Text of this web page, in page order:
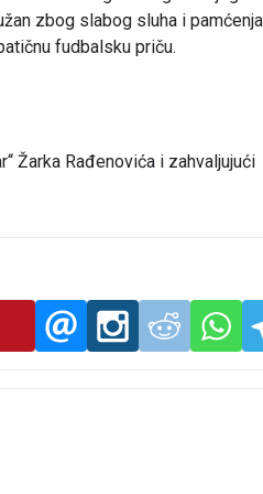
zbog slabog sluha i
fudbalsku priču.
Žarka Rađenovića i zahvaljujući